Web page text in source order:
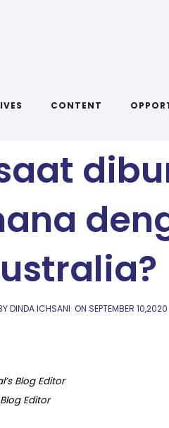
CONTENT
nasi
DINDA ICHSANI ON SEPTEMBER 10,2020
Blog Editor
Editor